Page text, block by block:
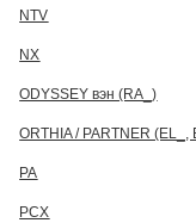
NTV
NX
ODYSSEY вэн (RA_)
ORTHIA / PARTNER (EL_,
PA
PCX